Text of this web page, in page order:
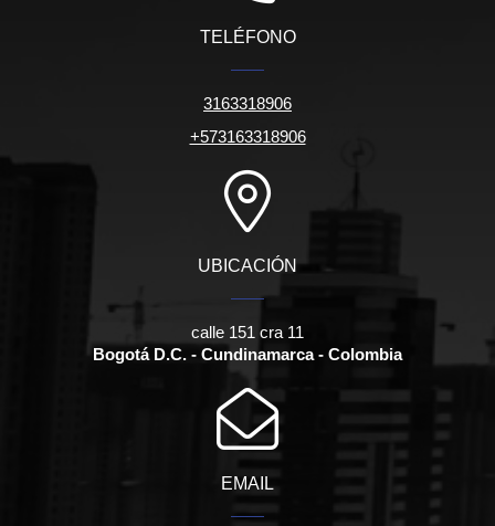
TELÉFONO
3163318906
+573163318906
UBICACIÓN
calle 151 cra 11
Bogotá D.C. - Cundinamarca - Colombia
EMAIL